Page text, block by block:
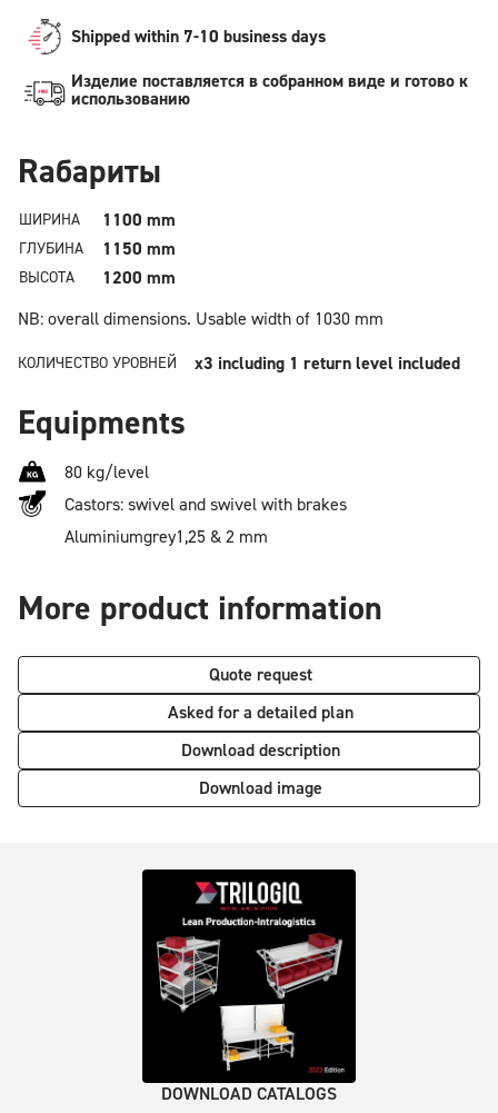
Shipped within 7-10 business days
Изделие поставляется в собранном виде и готово к
использованию
Rабариты
ШИРИНА 1100 mm
ГЛУБИНА 1150 mm
ВЫСОТА
1200 mm
NB: overall dimensions. Usable width of 1030 mm
КОЛИЧЕСТВО УРОВНЕЙ x3 including 1 return level included
Equipments
80 kg/level
Castors: swivel and swivel with brakes
Aluminiumgrey1,25 & 2 mm
More product information
Quote request
Asked for a detailed plan
Download description
Download image
DOWNLOAD CATALOGS